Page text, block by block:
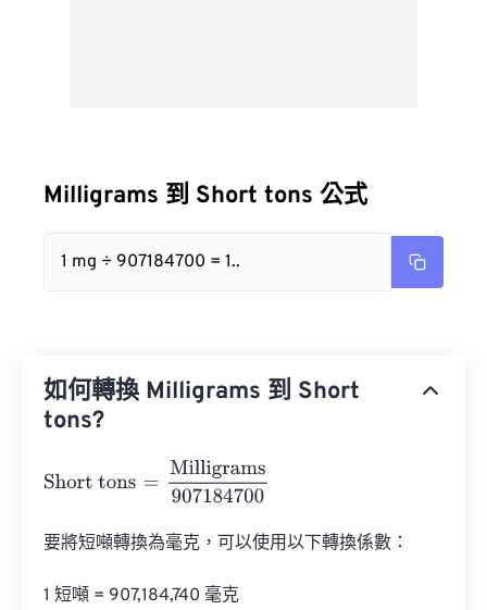
Milligrams 到 Short tons 公式
1 mg ÷ 907184700 = 1..
如何轉換 Milligrams 到 Short
tons?
Short tons Milligrams907184700
要將短噸轉換為毫克，可以使用以下轉換係數：
1 短噸 = 907,184,740 毫克